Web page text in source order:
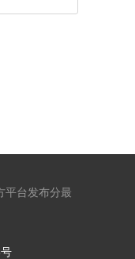
平台发布分最